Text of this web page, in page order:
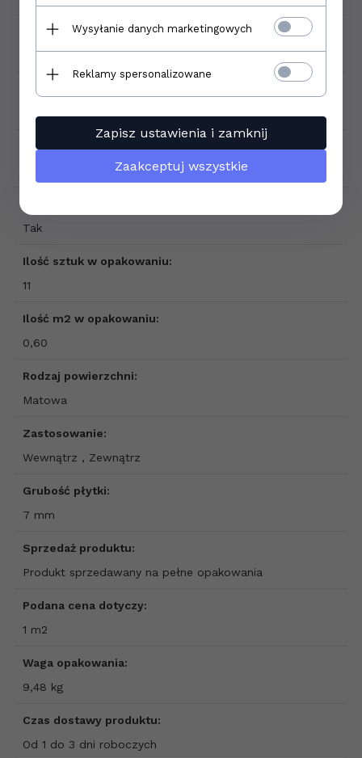
Format płytki:
9,2x60
Gatunek:
Klasa ścieralności:
Tak
Ilość sztuk w opakowaniu:
11
Ilość m2 w opakowaniu:
0,60
Rodzaj powierzchni:
Matowa
Zastosowanie:
Wewnątrz , Zewnątrz
Grubość płytki:
7 mm
Sprzedaż produktu:
Produkt sprzedawany na pełne opakowania
Podana cena dotyczy:
1 m2
Waga opakowania:
9,48 kg
Czas dostawy produktu:
Od 1 do 3 dni roboczych
Wysyłanie danych marketingowych
Reklamy spersonalizowane
Zapisz ustawienia i zamknij
Zaakceptuj wszystkie